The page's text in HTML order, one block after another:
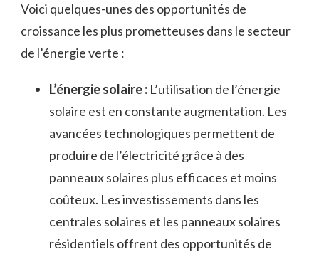
Voici ‌quelques-unes des ​opportunités de
croissance les plus prometteuses⁣ dans le secteur
de l’énergie‍ verte :
L’énergie solaire : L’utilisation de l’énergie
solaire est en constante augmentation. Les
avancées technologiques permettent de ​
produire de‍ l’électricité grâce à des
panneaux solaires plus efficaces et‍ moins
coûteux. Les investissements dans les
centrales solaires⁤ et les ⁣panneaux solaires
résidentiels⁣ offrent des opportunités de